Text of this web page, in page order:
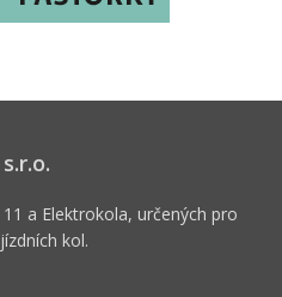
a Elektrokola, určených pro
kol.